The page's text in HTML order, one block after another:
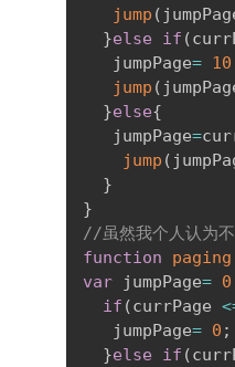
jump (
}else if (
   jumpPage
= 10
jump (
}else{
   jumpPage
=
jump (
}
}
//虽然我个人认为
function
paging
var jumpPage= 0
if (currPage
   jumpPage
= 0 ;
}else if (